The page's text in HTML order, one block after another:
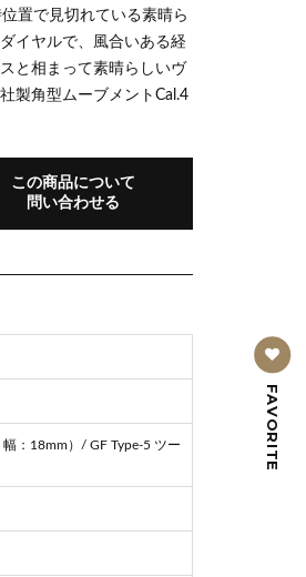
FAVORITE
置で見切れている素晴ら
イヤルで、風合いある経
と相まって素晴らしいヴ
製角型ムーブメントCal.4
この商品について
問い合わせる
：18mm）/ GF Type-5 ツー